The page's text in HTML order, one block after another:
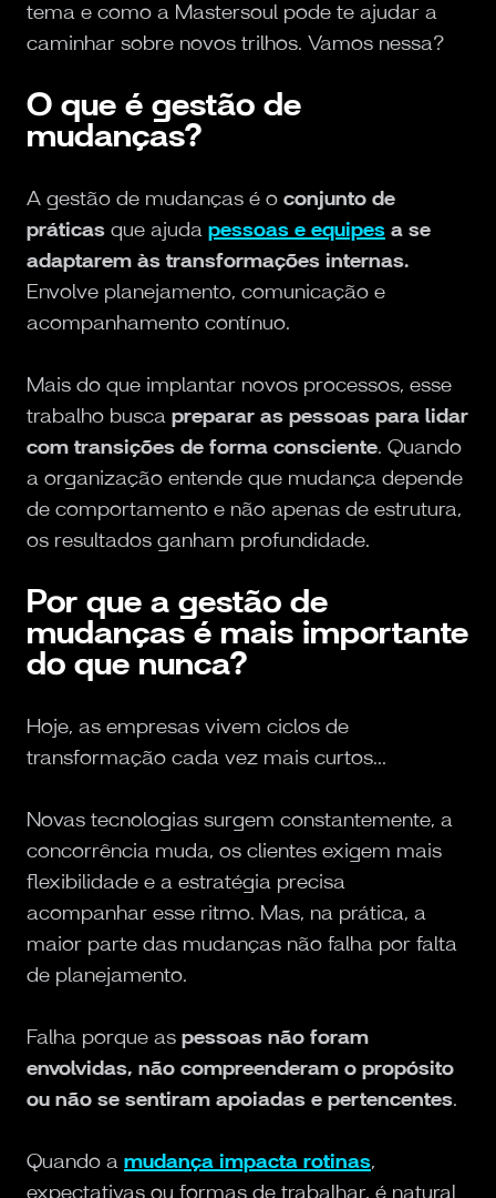
tema e como a Mastersoul pode te ajudar a
caminhar sobre novos trilhos. Vamos nessa?
O que é gestão de
mudanças?
A gestão de mudanças é o conjunto de
práticas que ajuda pessoas e equipes a se
adaptarem às transformações internas.
Envolve planejamento, comunicação e
acompanhamento contínuo.
Mais do que implantar novos processos, esse
trabalho busca preparar as pessoas para lidar
com transições de forma consciente. Quando
a organização entende que mudança depende
de comportamento e não apenas de estrutura,
os resultados ganham profundidade.
Por que a gestão de
mudanças é mais importante
do que nunca?
Hoje, as empresas vivem ciclos de
transformação cada vez mais curtos...
Novas tecnologias surgem constantemente, a
concorrência muda, os clientes exigem mais
flexibilidade e a estratégia precisa
acompanhar esse ritmo. Mas, na prática, a
maior parte das mudanças não falha por falta
de planejamento.
Falha porque as pessoas não foram
envolvidas, não compreenderam o propósito
ou não se sentiram apoiadas e pertencentes.
Quando a mudança impacta rotinas,
expectativas ou formas de trabalhar, é natural